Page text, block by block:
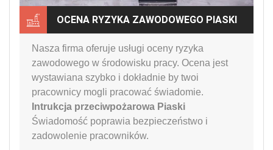
OCENA RYZYKA ZAWODOWEGO PIASKI
Nasza firma oferuje usługi oceny ryzyka
zawodowego w środowisku pracy. Ocena jest
wystawiana szybko i dokładnie by twoi
pracownicy mogli pracować świadomie.
Intrukcja przeciwpożarowa Piaski
Świadomość poprawia bezpieczeństwo i
zadowolenie pracowników.